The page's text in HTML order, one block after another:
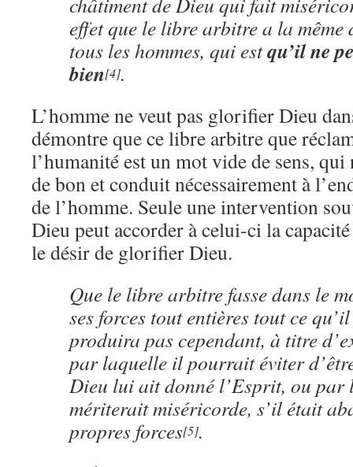
effet que le libre arbitre a la même
tous les hommes, qui estqu’il ne
bien[4].
L’homme ne veut pas glorifier Dieu
démontre que ce libre arbitre que
l’humanité est un mot vide de sens,
de bon et conduit nécessairement à
de l’homme. Seule une intervention
Dieu peut accorder à celui-ci la
le désir de glorifier Dieu.
Que le libre arbitre fasse dans le
ses forces tout entières tout ce
produira pas cependant, à titre
par laquelle il pourrait éviter
Dieu lui ait donné l’Esprit, ou par
mériterait miséricorde, s’il était
propres forces[5].